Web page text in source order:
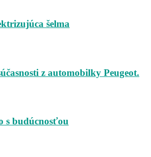
šelma
z automobilky Peugeot.
s budúcnosťou